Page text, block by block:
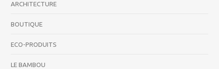
ARCHITECTURE
BOUTIQUE
ECO-PRODUITS
LE BAMBOU